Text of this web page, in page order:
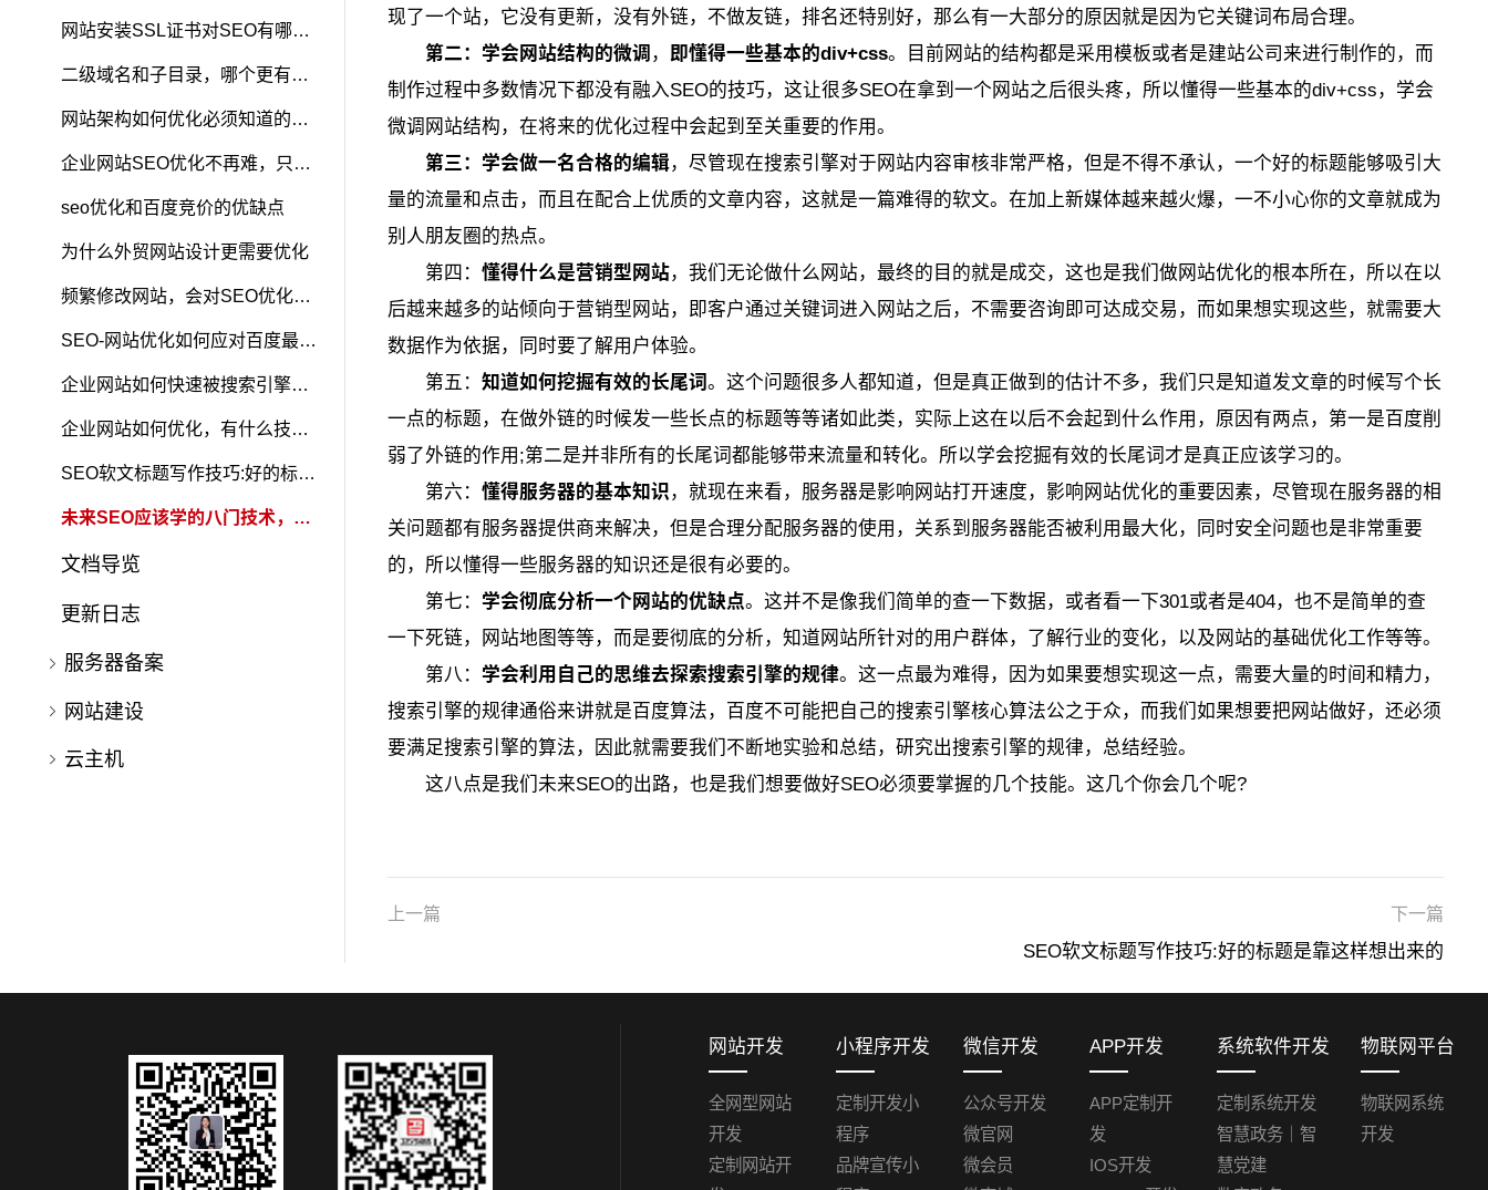
电商代运营 LOGO设计 华为云 天翼云
因素
网站安装SSL证书对SEO有哪些
影响
二级域名和子目录，哪个更有利
于SEO
网站架构如何优化必须知道的要
素
企业网站SEO优化不再难，只因
为有了这套方案
seo优化和百度竞价的优缺点
为什么外贸网站设计更需要优化
频繁修改网站，会对SEO优化有
什么影响?
SEO-网站优化如何应对百度最新
排名算法
企业网站如何快速被搜索引擎收
录
企业网站如何优化，有什么技巧
需要掌握？
SEO软文标题写作技巧:好的标题
是靠这样想出来的
未来SEO应该学的八门技术，你
会几种？
文档导览
更新日志
服务器备案
阿里云备案常见问题
炎黄服务器备案常见问题
网站建设
优秀的网站设计、营销型网站需
定制网站建设的好处与流程有哪
网站建设失败的原因有哪些？快
来看看避免踩坑！
选择什么样的网站建设方式才最
云主机
现了一个站，它没有更新，没有外链，不做友链，排名还特别好，那么有一大部分的原因就是因为它关键词布局合理。
第二：学会网站结构的微调 ， 即懂得一些基本的div+css。目前网站的结构都是采用模板或者是建站公司来进行制作的，而
制作过程中多数情况下都没有融入SEO的技巧，这让很多SEO在拿到一个网站之后很头疼，所以懂得一些基本的div+css，学会
微调网站结构，在将来的优化过程中会起到至关重要的作用。
第三：学会做一名合格的编辑，尽管现在搜索引擎对于网站内容审核非常严格，但是不得不承认，一个好的标题能够吸引大
量的流量和点击，而且在配合上优质的文章内容，这就是一篇难得的软文。在加上新媒体越来越火爆，一不小心你的文章就成为
别人朋友圈的热点。
第四： 懂得什么是营销型网站，我们无论做什么网站，最终的目的就是成交，这也是我们做网站优化的根本所在，所以在以
后越来越多的站倾向于营销型网站，即客户通过关键词进入网站之后，不需要咨询即可达成交易，而如果想实现这些，就需要大
数据作为依据，同时要了解用户体验。
第五： 知道如何挖掘有效的长尾词 。这个问题很多人都知道，但是真正做到的估计不多，我们只是知道发文章的时候写个长
一点的标题，在做外链的时候发一些长点的标题等等诸如此类，实际上这在以后不会起到什么作用，原因有两点，第一是百度削
弱了外链的作用;第二是并非所有的长尾词都能够带来流量和转化。所以学会挖掘有效的长尾词才是真正应该学习的。
第六： 懂得服务器的基本知识 ，就现在来看，服务器是影响网站打开速度，影响网站优化的重要因素，尽管现在服务器的相
关问题都有服务器提供商来解决，但是合理分配服务器的使用，关系到服务器能否被利用最大化，同时安全问题也是非常重要
的，所以懂得一些服务器的知识还是很有必要的。
第七： 学会彻底分析一个网站的优缺点。这并不是像我们简单的查一下数据，或者看一下301或者是404，也不是简单的查
一下死链，网站地图等等，而是要彻底的分析，知道网站所针对的用户群体，了解行业的变化，以及网站的基础优化工作等等。
第八： 学会利用自己的思维去探索搜索引擎的规律。这一点最为难得，因为如果要想实现这一点，需要大量的时间和精力，
搜索引擎的规律通俗来讲就是百度算法，百度不可能把自己的搜索引擎核心算法公之于众，而我们如果想要把网站做好，还必须
要满足搜索引擎的算法，因此就需要我们不断地实验和总结，研究出搜索引擎的规律，总结经验。
这八点是我们未来SEO的出路，也是我们想要做好SEO必须要掌握的几个技能。这几个你会几个呢?
上一篇 下一篇
SEO软文标题写作技巧:好的标题是靠这样想出来的
网站开发
全网型网站
开发
定制网站开
小程序开发
定制开发小
程序
品牌宣传小
微信开发
公众号开发
微官网
微会员
APP开发
APP定制开
发
IOS开发
系统软件开发
定制系统开发
智慧政务｜智
慧党建
物联网平台
物联网系统
开发